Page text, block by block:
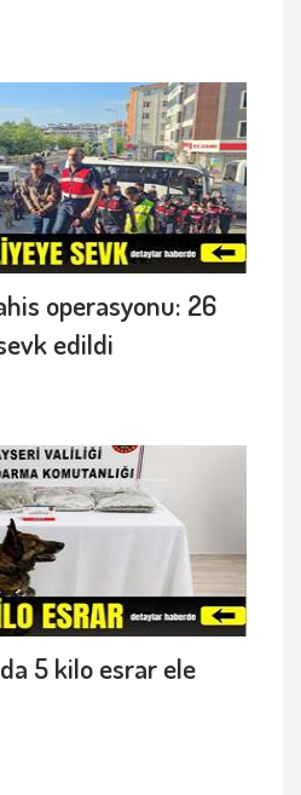
operasyonu: 26
edildi
5 kilo esrar ele